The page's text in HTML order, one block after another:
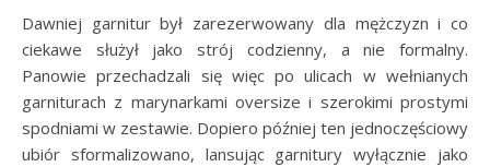
Dawniej garnitur był zarezerwowany dla mężczyzn i co
ciekawe służył jako strój codzienny, a nie formalny.
Panowie przechadzali się więc po ulicach w wełnianych
garniturach z marynarkami oversize i szerokimi prostymi
spodniami w zestawie. Dopiero później ten jednoczęściowy
ubiór sformalizowano, lansując garnitury wyłącznie jako